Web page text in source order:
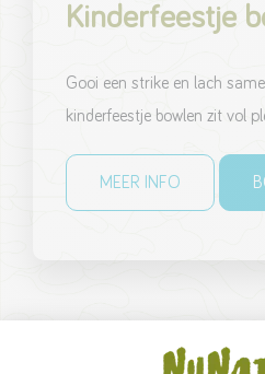
Kinderfeestje
Gooi een strike en lach
kinderfeestje bowlen zit vol
MEER INFO